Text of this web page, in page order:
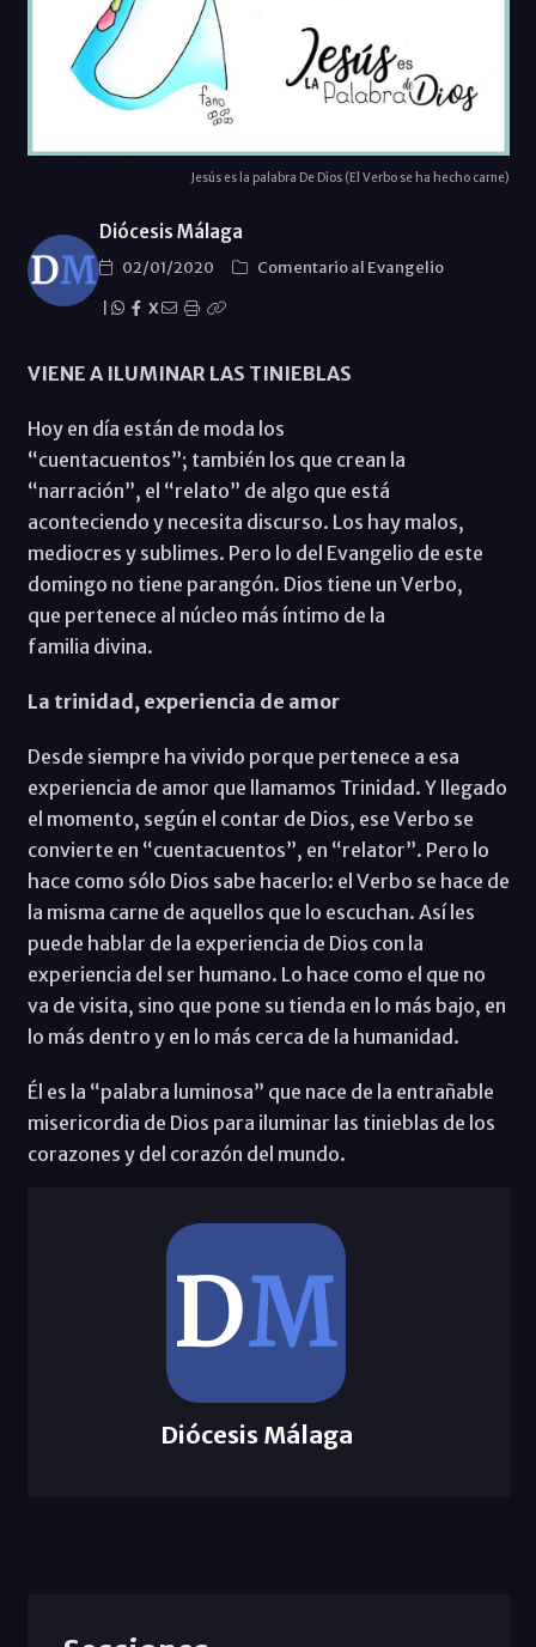
Jesús es la palabra De Dios (El Verbo se ha hecho carne)
Diócesis Málaga
02/01/2020
Comentario al Evangelio
X
VIENE A ILUMINAR LAS TINIEBLAS
Hoy en día están de moda los
“cuentacuentos”; también los que crean la
“narración”, el “relato” de algo que está
aconteciendo y necesita discurso. Los hay malos,
mediocres y sublimes. Pero lo del Evangelio de este
domingo no tiene parangón. Dios tiene un Verbo,
que pertenece al núcleo más íntimo de la
familia divina.
La trinidad, experiencia de amor
Desde siempre ha vivido porque pertenece a esa
experiencia de amor que llamamos Trinidad. Y llegado
el momento, según el contar de Dios, ese Verbo se
convierte en “cuentacuentos”, en “relator”. Pero lo
hace como sólo Dios sabe hacerlo: el Verbo se hace de
la misma carne de aquellos que lo escuchan. Así les
puede hablar de la experiencia de Dios con la
experiencia del ser humano. Lo hace como el que no
va de visita, sino que pone su tienda en lo más bajo, en
lo más dentro y en lo más cerca de la humanidad.
Él es la “palabra luminosa” que nace de la entrañable
misericordia de Dios para iluminar las tinieblas de los
corazones y del corazón del mundo.
Diócesis Málaga